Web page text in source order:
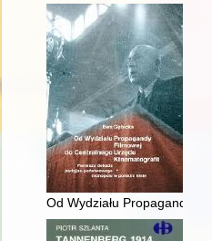
Od Wydziału Propagandy